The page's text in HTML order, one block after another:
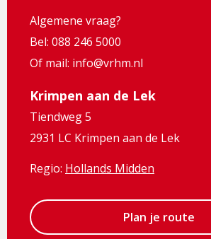
Algemene vraag?
Bel: 088 246 5000
Of mail: info@vrhm.nl
Krimpen aan de Lek
Tiendweg 5
2931 LC Krimpen aan de Lek
Regio: Hollands Midden
Plan je route